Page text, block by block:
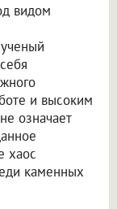
видом
и высоким
означает
хаос
каменных